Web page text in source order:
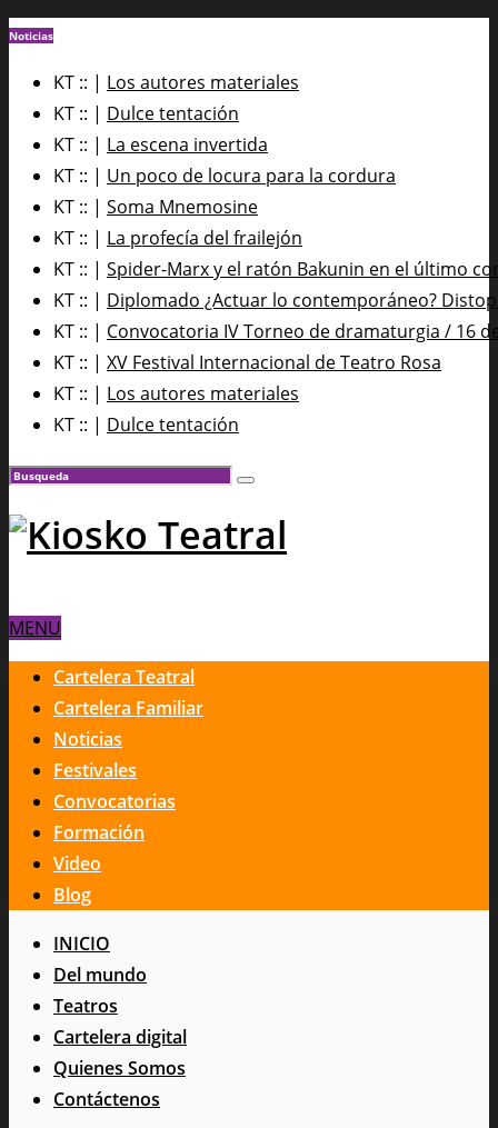
Noticias
KT :: | Los autores materiales
KT :: | Dulce tentación
KT :: | La escena invertida
KT :: | Un poco de locura para la cordura
KT :: | Soma Mnemosine
KT :: | La profecía del frailejón
KT :: | Spider-Marx y el ratón Bakunin en el último
KT :: | Diplomado ¿Actuar lo contemporáneo?
KT :: | Convocatoria IV Torneo de dramaturgia / 16
KT :: | XV Festival Internacional de Teatro Rosa
KT :: | Los autores materiales
KT :: | Dulce tentación
MENU
Cartelera Teatral
Cartelera Familiar
Noticias
Festivales
Convocatorias
Formación
Video
Blog
INICIO
Del mundo
Teatros
Cartelera digital
Quienes Somos
Contáctenos